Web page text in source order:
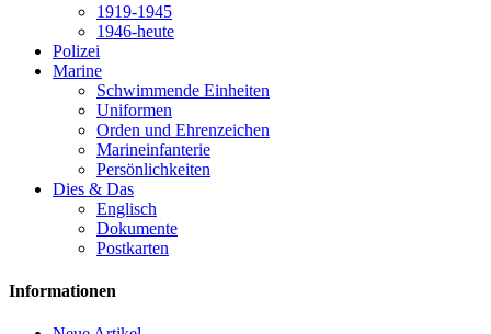
1919-1945
1946-heute
Polizei
Marine
Schwimmende Einheiten
Uniformen
Orden und Ehrenzeichen
Marineinfanterie
Persönlichkeiten
Dies & Das
Englisch
Dokumente
Postkarten
Informationen